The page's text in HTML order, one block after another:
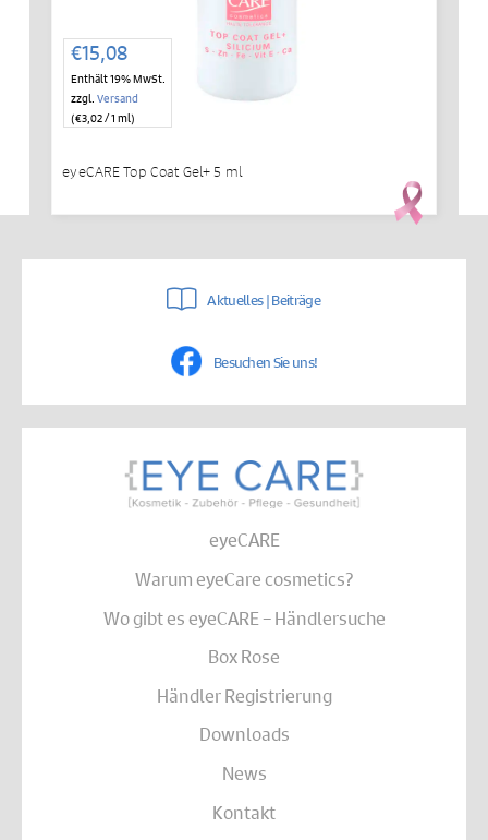
€15,08
Enthält 19% MwSt.
zzgl. Versand
(€3,02/ 1 ml)
eyeCARE Top Coat Gel+ 5 ml
Aktuelles | Beiträge
Besuchen Sie uns!
eyeCARE
Warum eyeCare cosmetics?
Wo gibt es eyeCARE – Händlersuche
Box Rose
Händler Registrierung
Downloads
News
Kontakt